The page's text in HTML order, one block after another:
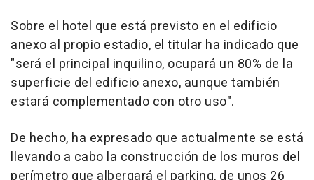
Sobre el hotel que está previsto en el edificio
anexo al propio estadio, el titular ha indicado que
"será el principal inquilino, ocupará un 80% de la
superficie del edificio anexo, aunque también
estará complementado con otro uso".
De hecho, ha expresado que actualmente se está
llevando a cabo la construcción de los muros del
perímetro que albergará el parking, de unos 26